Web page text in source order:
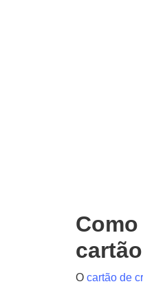
O cartão de